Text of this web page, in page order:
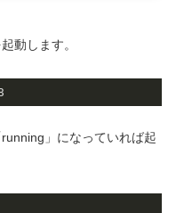
動します。
」になっていれば起